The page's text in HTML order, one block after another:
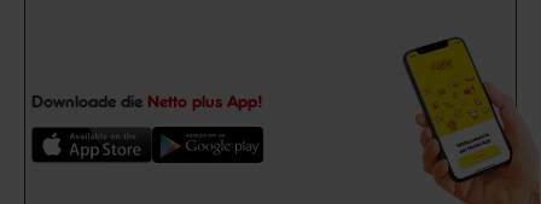
Downloade die Netto plus App!